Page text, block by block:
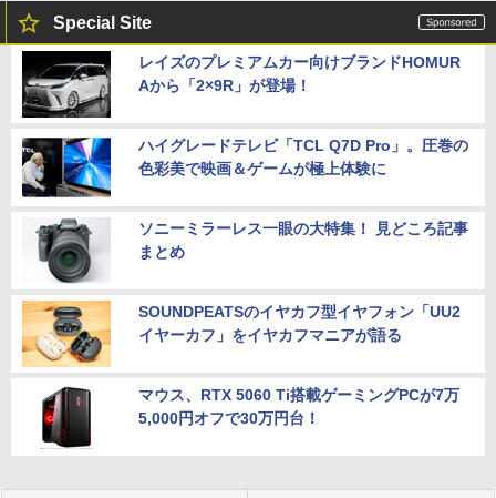
Special Site
レイズのプレミアムカー向けブランドHOMUR
Aから「2×9R」が登場！
ハイグレードテレビ「TCL Q7D Pro」。圧巻の
色彩美で映画＆ゲームが極上体験に
ソニーミラーレス一眼の大特集！ 見どころ記事
まとめ
SOUNDPEATSのイヤカフ型イヤフォン「UU2
イヤーカフ」をイヤカフマニアが語る
マウス、RTX 5060 Ti搭載ゲーミングPCが7万
5,000円オフで30万円台！